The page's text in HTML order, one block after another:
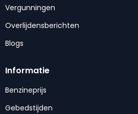
Vergunningen
Overlijdensberichten
Blogs
Informatie
Benzineprijs
Gebedstijden